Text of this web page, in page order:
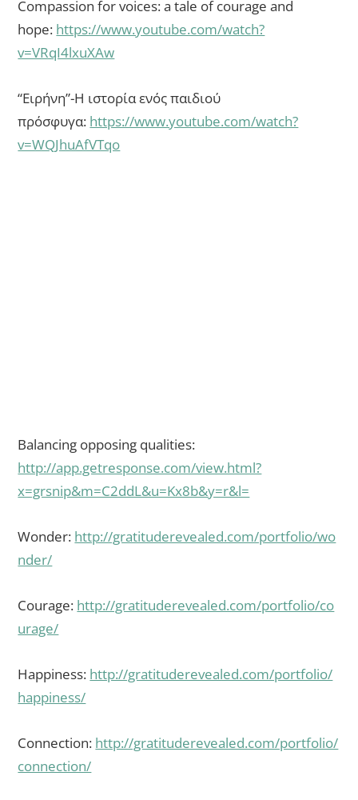
Compassion for voices: a tale of courage and
hope: https://www.youtube.com/watch?
v=VRqI4lxuXAw
“Ειρήνη”-Η ιστορία ενός παιδιού
πρόσφυγα: https://www.youtube.com/watch?
v=WQJhuAfVTqo
Balancing opposing qualities:
http://app.getresponse.com/view.html?
x=grsnip&m=C2ddL&u=Kx8b&y=r&l=
Wonder: http://gratituderevealed.com/portfolio/wo
nder/
Courage: http://gratituderevealed.com/portfolio/co
urage/
Happiness: http://gratituderevealed.com/portfolio/
happiness/
Connection: http://gratituderevealed.com/portfolio/
connection/